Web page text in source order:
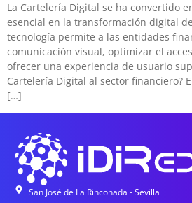
La Cartelería Digital se ha convertido
esencial en la transformación digital
tecnología permite a las entidades
comunicación visual, optimizar el
ofrecer una experiencia de usuario
Cartelería Digital al sector financiero?
[…]
San José de La Rinconada - Sevilla